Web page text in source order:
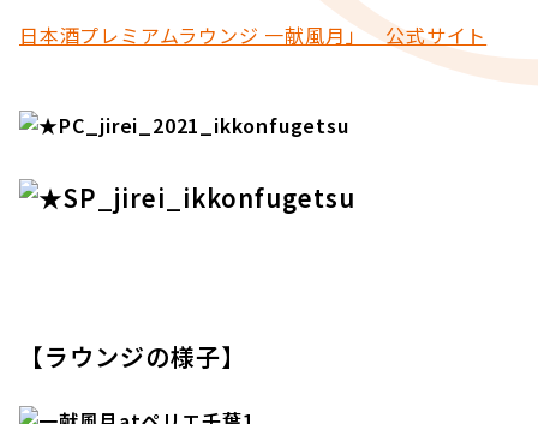
日本酒プレミアムラウンジ 一献風月」 公式サイト
【ラウンジの様子】